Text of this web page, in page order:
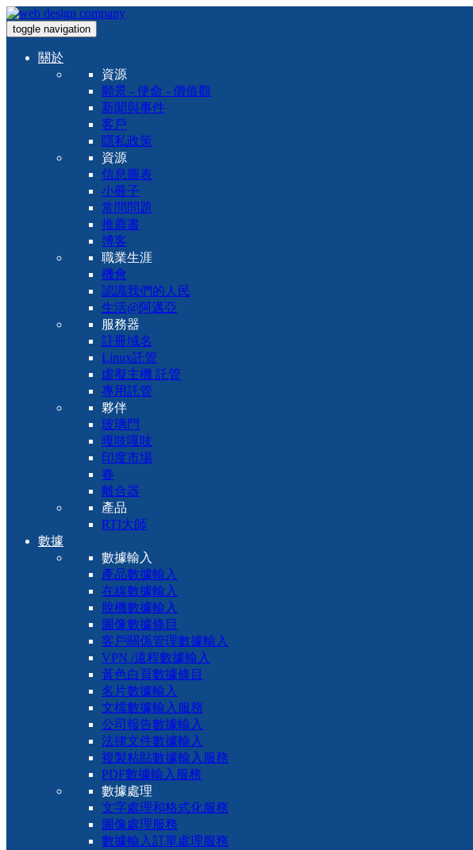
toggle navigation
關於
資源
願景 - 使命 - 價值觀
新聞與事件
客戶
隱私政策
資源
信息圖表
小冊子
常問問題
推薦書
博客
職業生涯
機會
認識我們的人民
生活@阿邁亞
服務器
註冊域名
Linux託管
虛擬主機 託管
專用託管
夥伴
玻璃門
嘎吱嘎吱
印度市場
春
離合器
產品
RTI大師
數據
數據輸入
產品數據輸入
在線數據輸入
脫機數據輸入
圖像數據條目
客戶關係管理數據輸入
VPN /遠程數據輸入
黃色白頁數據條目
名片數據輸入
文檔數據輸入服務
公司報告數據輸入
法律文件數據輸入
複製粘貼數據輸入服務
PDF數據輸入服務
數據處理
文字處理和格式化服務
圖像處理服務
數據輸入訂單處理服務